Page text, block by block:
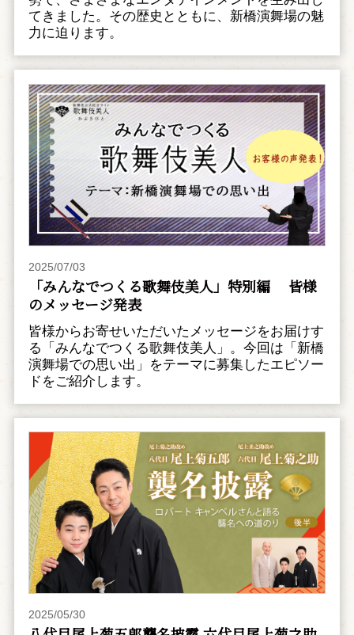
てきました。その歴史とともに、新橋演舞場の魅
力に迫ります。
2025/07/03
「みんなでつくる歌舞伎美人」特別編 皆様
のメッセージ発表
皆様からお寄せいただいたメッセージをお届けす
る「みんなでつくる歌舞伎美人」。今回は「新橋
演舞場での思い出」をテーマに募集したエピソー
ドをご紹介します。
2025/05/30